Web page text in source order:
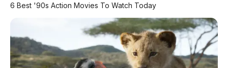
6 Best '90s Action Movies To Watch Today